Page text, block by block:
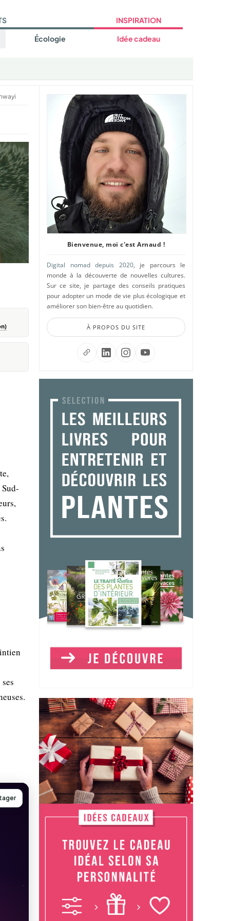
Écologie
INSPIRATION
Idée cadeau
Bienvenue, moi c'est Arnaud !
Digital nomad depuis 2020, je parcours le
monde à la découverte de nouvelles cultures.
Sur ce site, je partage des conseils pratiques
pour adopter un mode de vie plus écologique et
améliorer son bien-être au quotidien.
À PROPOS DU SITE